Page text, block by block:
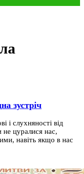
зустріч
і слухняності від
не цуралися нас,
навіть якщо в нас